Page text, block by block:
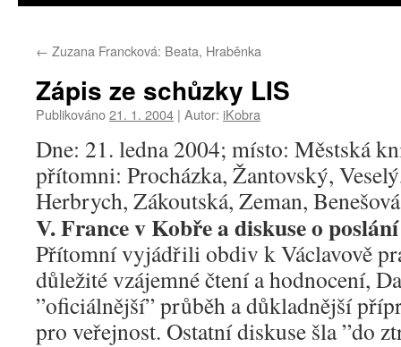
webu
← Zuzana Francková: Beata, Hraběnka
Zápis ze schůzky LIS
Publikováno21. 1. 2004 | Autor: iKobra
Dne: 21. ledna 2004; místo: Městská
přítomni: Procházka, Žantovský,
Herbrych, Zákoutská, Zeman,
V. France v Kobře a diskuse o
Přítomní vyjádřili obdiv k Václavově
důležité vzájemné čtení a hodnocení,
”oficiálnější” průběh a důkladnější
pro veřejnost. Ostatní diskuse šla ”do